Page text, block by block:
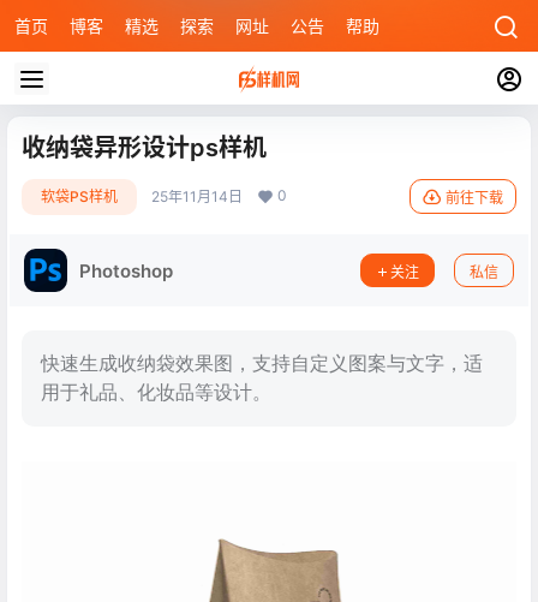
首页 博客 精选 探索 网址 公告 帮助
收纳袋异形设计ps样机
软袋PS样机 25年11月14日 0 前往下载
Photoshop 关注 私信
快速生成收纳袋效果图，支持自定义图案与文字，适
用于礼品、化妆品等设计。